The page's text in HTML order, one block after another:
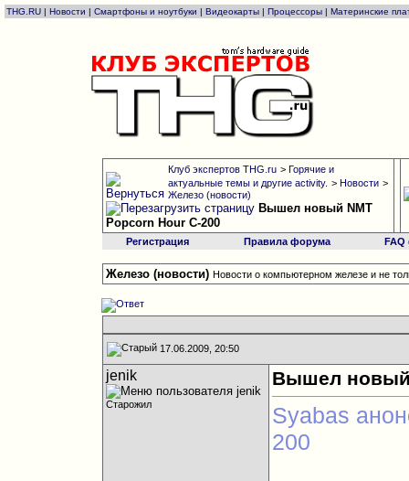
THG.RU | Новости | Смартфоны и ноутбуки | Видеокарты | Процессоры | Материнские
Клуб экспертов THG.ru > Горячие и
актуальные темы и другие activity. > Новости >
Железо (новости)
Вышел новый NMT
Popcorn Hour C-200
Регистрация Правила форума
Железо (новости) Новости о компьютерном железе и не
17.06.2009, 20:50
jenik
Старожил
Вышел новый
Syabas
200